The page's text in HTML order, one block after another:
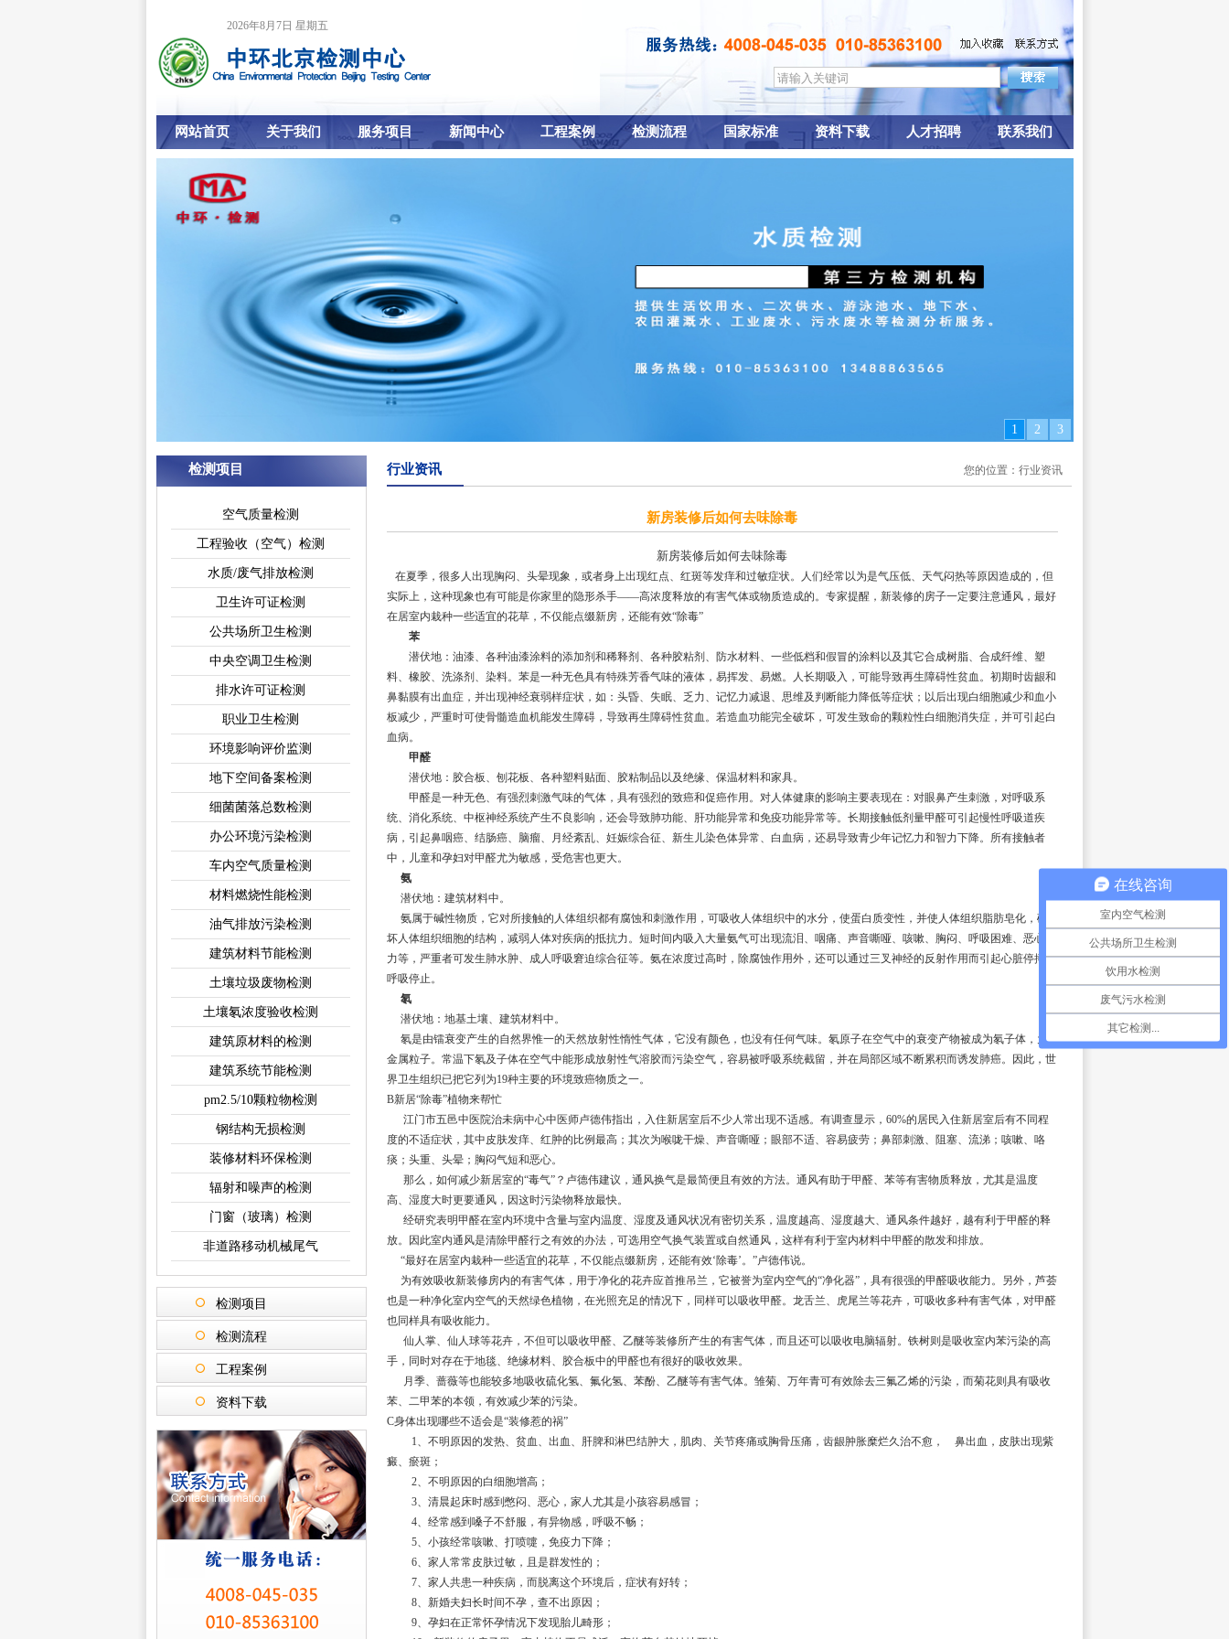
2026年8月7日 星期五
网站首页 关于我们 服务项目 新闻中心 工程案例 检测流程 国家标准 资料下载 人才招聘 联系我们
1 2 3
检测项目
空气质量检测
工程验收（空气）检测
水质/废气排放检测
卫生许可证检测
公共场所卫生检测
中央空调卫生检测
排水许可证检测
职业卫生检测
环境影响评价监测
地下空间备案检测
细菌菌落总数检测
办公环境污染检测
车内空气质量检测
材料燃烧性能检测
油气排放污染检测
建筑材料节能检测
土壤垃圾废物检测
土壤氡浓度验收检测
建筑原材料的检测
建筑系统节能检测
pm2.5/10颗粒物检测
钢结构无损检测
装修材料环保检测
辐射和噪声的检测
门窗（玻璃）检测
非道路移动机械尾气
检测项目
检测流程
工程案例
资料下载
您的位置：行业资讯
行业资讯
新房装修后如何去味除毒
新房装修后如何去味除毒
在夏季，很多人出现胸闷、头晕现象，或者身上出现红点、红斑等发痒和过敏症状。人们经常以为是气压低、天气闷热等原因造成的，但
实际上，这种现象也有可能是你家里的隐形杀手——高浓度释放的有害气体或物质造成的。专家提醒，新装修的房子一定要注意通风，最好
在居室内栽种一些适宜的花草，不仅能点缀新房，还能有效“除毒”
苯
潜伏地：油漆、各种油漆涂料的添加剂和稀释剂、各种胶粘剂、防水材料、一些低档和假冒的涂料以及其它合成树脂、合成纤维、塑
料、橡胶、洗涤剂、染料。苯是一种无色具有特殊芳香气味的液体，易挥发、易燃。人长期吸入，可能导致再生障碍性贫血。初期时齿龈和
鼻黏膜有出血症，并出现神经衰弱样症状，如：头昏、失眠、乏力、记忆力减退、思维及判断能力降低等症状；以后出现白细胞减少和血小
板减少，严重时可使骨髓造血机能发生障碍，导致再生障碍性贫血。若造血功能完全破坏，可发生致命的颗粒性白细胞消失症，并可引起白
血病。
甲醛
潜伏地：胶合板、刨花板、各种塑料贴面、胶粘制品以及绝缘、保温材料和家具。
甲醛是一种无色、有强烈刺激气味的气体，具有强烈的致癌和促癌作用。对人体健康的影响主要表现在：对眼鼻产生刺激，对呼吸系
统、消化系统、中枢神经系统产生不良影响，还会导致肺功能、肝功能异常和免疫功能异常等。长期接触低剂量甲醛可引起慢性呼吸道疾
病，引起鼻咽癌、结肠癌、脑瘤、月经紊乱、妊娠综合征、新生儿染色体异常、白血病，还易导致青少年记忆力和智力下降。所有接触者
中，儿童和孕妇对甲醛尤为敏感，受危害也更大。
氨
潜伏地：建筑材料中。
氨属于碱性物质，它对所接触的人体组织都有腐蚀和刺激作用，可吸收人体组织中的水分，使蛋白质变性，并使人体组织脂肪皂化，破
坏人体组织细胞的结构，减弱人体对疾病的抵抗力。短时间内吸入大量氨气可出现流泪、咽痛、声音嘶哑、咳嗽、胸闷、呼吸困难、恶心乏
力等，严重者可发生肺水肿、成人呼吸窘迫综合征等。氨在浓度过高时，除腐蚀作用外，还可以通过三叉神经的反射作用而引起心脏停搏、
呼吸停止。
氡
潜伏地：地基土壤、建筑材料中。
氡是由镭衰变产生的自然界惟一的天然放射性惰性气体，它没有颜色，也没有任何气味。氡原子在空气中的衰变产物被成为氡子体，为
金属粒子。常温下氡及子体在空气中能形成放射性气溶胶而污染空气，容易被呼吸系统截留，并在局部区域不断累积而诱发肺癌。因此，世
界卫生组织已把它列为19种主要的环境致癌物质之一。
B新居“除毒”植物来帮忙
江门市五邑中医院治未病中心中医师卢德伟指出，入住新居室后不少人常出现不适感。有调查显示，60%的居民入住新居室后有不同程
度的不适症状，其中皮肤发痒、红肿的比例最高；其次为喉咙干燥、声音嘶哑；眼部不适、容易疲劳；鼻部刺激、阻塞、流涕；咳嗽、咯
痰；头重、头晕；胸闷气短和恶心。
那么，如何减少新居室的“毒气”？卢德伟建议，通风换气是最简便且有效的方法。通风有助于甲醛、苯等有害物质释放，尤其是温度
高、湿度大时更要通风，因这时污染物释放最快。
经研究表明甲醛在室内环境中含量与室内温度、湿度及通风状况有密切关系，温度越高、湿度越大、通风条件越好，越有利于甲醛的释
放。因此室内通风是清除甲醛行之有效的办法，可选用空气换气装置或自然通风，这样有利于室内材料中甲醛的散发和排放。
“最好在居室内栽种一些适宜的花草，不仅能点缀新房，还能有效‘除毒’。”卢德伟说。
为有效吸收新装修房内的有害气体，用于净化的花卉应首推吊兰，它被誉为室内空气的“净化器”，具有很强的甲醛吸收能力。另外，芦荟
也是一种净化室内空气的天然绿色植物，在光照充足的情况下，同样可以吸收甲醛。龙舌兰、虎尾兰等花卉，可吸收多种有害气体，对甲醛
也同样具有吸收能力。
仙人掌、仙人球等花卉，不但可以吸收甲醛、乙醚等装修所产生的有害气体，而且还可以吸收电脑辐射。铁树则是吸收室内苯污染的高
手，同时对存在于地毯、绝缘材料、胶合板中的甲醛也有很好的吸收效果。
月季、蔷薇等也能较多地吸收硫化氢、氟化氢、苯酚、乙醚等有害气体。雏菊、万年青可有效除去三氟乙烯的污染，而菊花则具有吸收
苯、二甲苯的本领，有效减少苯的污染。
C身体出现哪些不适会是“装修惹的祸”
1、不明原因的发热、贫血、出血、肝脾和淋巴结肿大，肌肉、关节疼痛或胸骨压痛，齿龈肿胀糜烂久治不愈， 鼻出血，皮肤出现紫
癜、瘀斑；
2、不明原因的白细胞增高；
3、清晨起床时感到憋闷、恶心，家人尤其是小孩容易感冒；
4、经常感到嗓子不舒服，有异物感，呼吸不畅；
5、小孩经常咳嗽、打喷嚏，免疫力下降；
6、家人常常皮肤过敏，且是群发性的；
7、家人共患一种疾病，而脱离这个环境后，症状有好转；
8、新婚夫妇长时间不孕，查不出原因；
9、孕妇在正常怀孕情况下发现胎儿畸形；
在线咨询
室内空气检测
公共场所卫生检测
饮用水检测
废气污水检测
其它检测...